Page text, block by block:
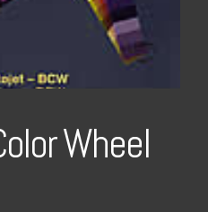
Wheel